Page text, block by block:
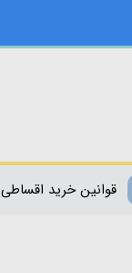
قوانین خرید اقساطی